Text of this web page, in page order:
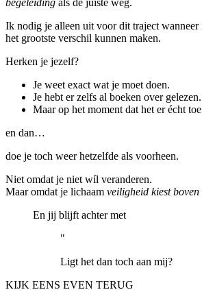
Ik nodig je alleen uit voor dit traject wanneer
het grootste verschil kunnen maken.
Herken je jezelf?
Je weet exact wat je moet doen.
Je hebt er zelfs al boeken over gelezen.
Maar op het moment dat het er écht
en dan…
doe je toch weer hetzelfde als voorheen.
Niet omdat je niet wíl veranderen.
Maar omdat je lichaam veiligheid kiest boven
En jij blijft achter met
"
Ligt het dan toch aan mij?
KIJK EENS EVEN TERUG